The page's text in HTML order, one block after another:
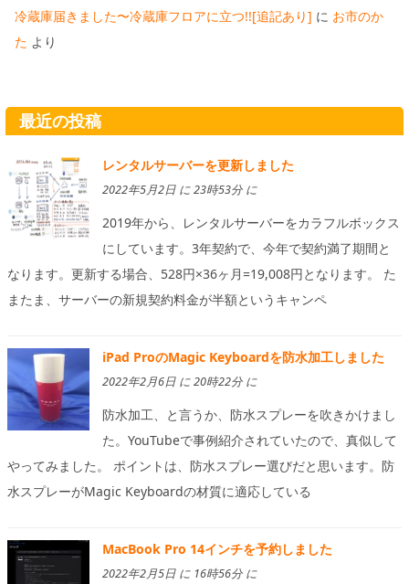
冷蔵庫届きました〜冷蔵庫フロアに立つ!![追記あり] に お市のか
た より
最近の投稿
レンタルサーバーを更新しました
2022年5月2日 に 23時53分 に
2019年から、レンタルサーバーをカラフルボックス
にしています。3年契約で、今年で契約満了期間と
なります。更新する場合、528円×36ヶ月=19,008円となります。 た
またま、サーバーの新規契約料金が半額というキャンペ
iPad ProのMagic Keyboardを防水加工しました
2022年2月6日 に 20時22分 に
防水加工、と言うか、防水スプレーを吹きかけまし
た。YouTubeで事例紹介されていたので、真似して
やってみました。 ポイントは、防水スプレー選びだと思います。防
水スプレーがMagic Keyboardの材質に適応している
MacBook Pro 14インチを予約しました
2022年2月5日 に 16時56分 に